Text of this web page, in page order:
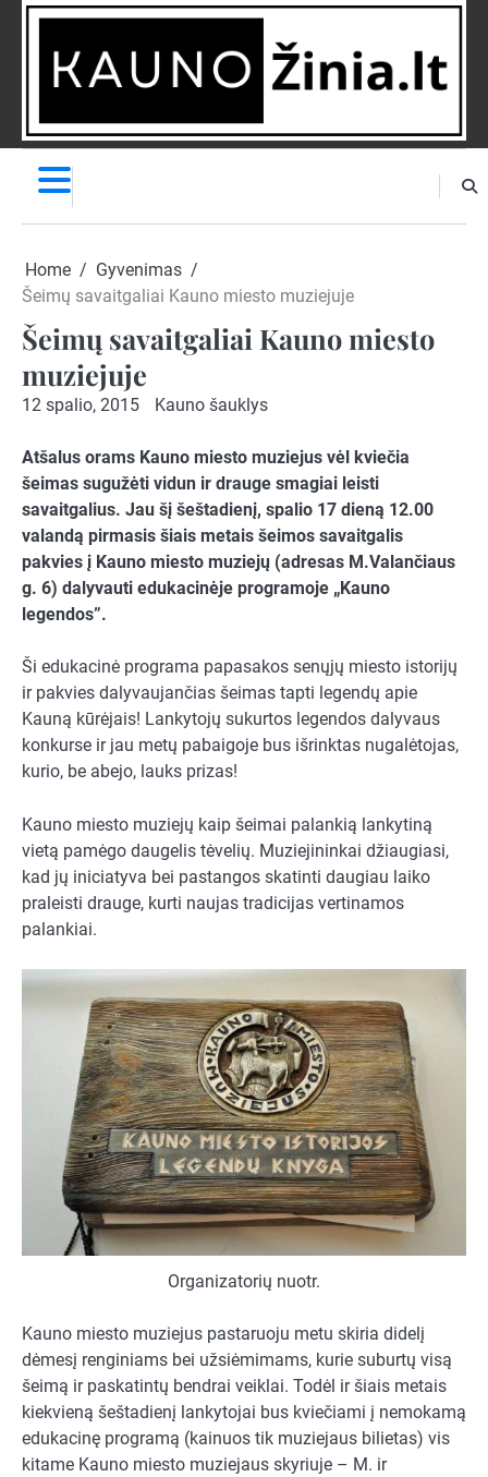
Skip
NAUJIENĄ
Home
Gyvenimas
Šeimų savaitgaliai Kauno miesto muziejuje
Šeimų savaitgaliai Kauno miesto
muziejuje
12 spalio, 2015 Kauno šauklys
Atšalus orams Kauno miesto muziejus vėl kviečia
šeimas sugužėti vidun ir drauge smagiai leisti
savaitgalius. Jau šį šeštadienį, spalio 17 dieną 12.00
valandą pirmasis šiais metais šeimos savaitgalis
pakvies į Kauno miesto muziejų (adresas M.Valančiaus
g. 6) dalyvauti edukacinėje programoje „Kauno
legendos”.
Ši edukacinė programa papasakos senųjų miesto istorijų
ir pakvies dalyvaujančias šeimas tapti legendų apie
Kauną kūrėjais! Lankytojų sukurtos legendos dalyvaus
konkurse ir jau metų pabaigoje bus išrinktas nugalėtojas,
kurio, be abejo, lauks prizas!
Kauno miesto muziejų kaip šeimai palankią lankytiną
vietą pamėgo daugelis tėvelių. Muziejininkai džiaugiasi,
kad jų iniciatyva bei pastangos skatinti daugiau laiko
praleisti drauge, kurti naujas tradicijas vertinamos
palankiai.
Organizatorių nuotr.
Kauno miesto muziejus pastaruoju metu skiria didelį
dėmesį renginiams bei užsiėmimams, kurie suburtų visą
šeimą ir paskatintų bendrai veiklai. Todėl ir šiais metais
kiekvieną šeštadienį lankytojai bus kviečiami į nemokamą
edukacinę programą (kainuos tik muziejaus bilietas) vis
kitame Kauno miesto muziejaus skyriuje – M. ir